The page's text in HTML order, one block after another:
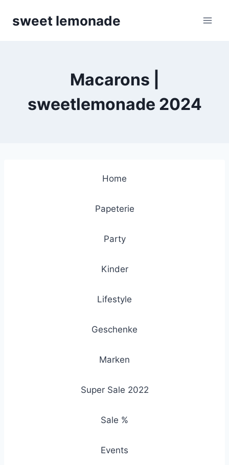
sweet lemonade
Macarons |
sweetlemonade 2024
Home
Papeterie
Party
Kinder
Lifestyle
Geschenke
Marken
Super Sale 2022
Sale %
Events